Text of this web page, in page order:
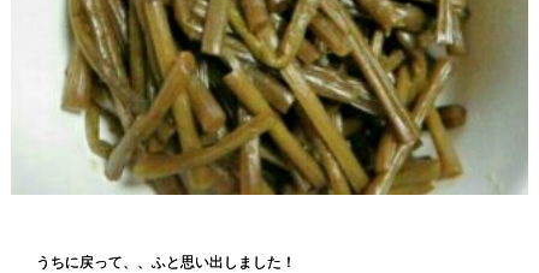
うちに戻って、、ふと思い出しました！